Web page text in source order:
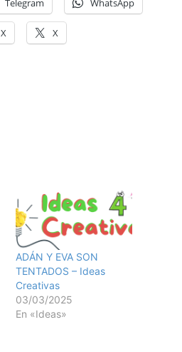
Telegram WhatsApp
X X
ADÁN Y EVA SON
TENTADOS – Ideas
Creativas
03/03/2025
En «Ideas»